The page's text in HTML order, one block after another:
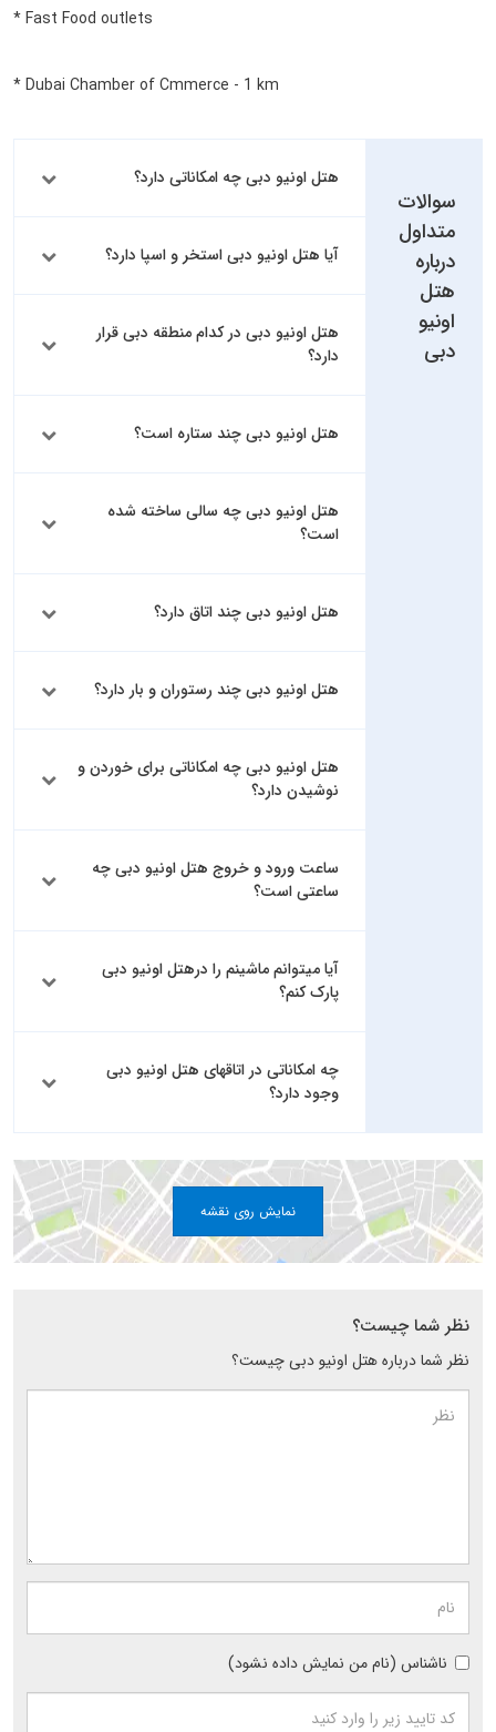
* Fast Food outlets
* Dubai Chamber of Cmmerce - 1 km
سوالات
متداول
درباره
هتل
اونیو
دبی
هتل اونیو دبی چه امکاناتی دارد؟
آیا هتل اونیو دبی استخر و اسپا دارد؟
هتل اونیو دبی در کدام منطقه دبی قرار
دارد؟
هتل اونیو دبی چند ستاره است؟
هتل اونیو دبی چه سالی ساخته شده
است؟
هتل اونیو دبی چند اتاق دارد؟
هتل اونیو دبی چند رستوران و بار دارد؟
هتل اونیو دبی چه امکاناتی برای خوردن و
نوشیدن دارد؟
ساعت ورود و خروج هتل اونیو دبی چه
ساعتی است؟
آیا میتوانم ماشینم را درهتل اونیو دبی
پارک کنم؟
چه امکاناتی در اتاقهای هتل اونیو دبی
وجود دارد؟
نمایش روی نقشه
نظر شما چیست؟
نظر شما درباره هتل اونیو دبی چیست؟
ناشناس (نام من نمایش داده نشود)